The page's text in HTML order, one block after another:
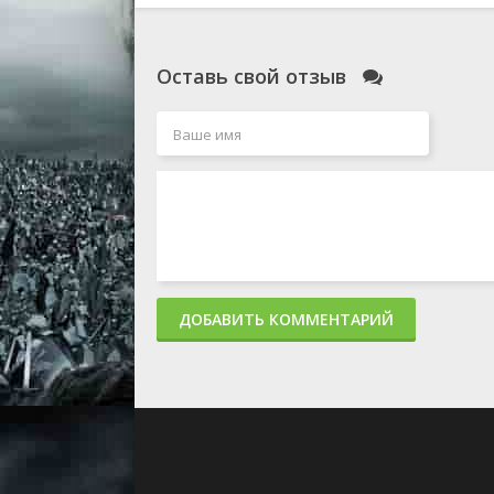
Оставь свой отзыв
ДОБАВИТЬ КОММЕНТАРИЙ